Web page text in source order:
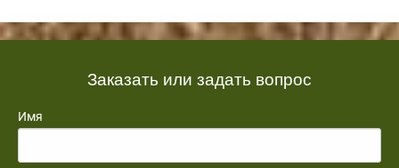
Заказать или задать вопрос
Имя